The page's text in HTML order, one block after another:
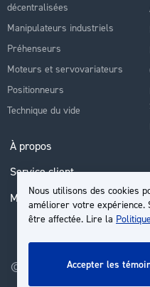
Nous utilisons des cookies
améliorer votre expérience.
être affectée. Lire la
accepter les
décentralisées
Manipulateurs industriels
Préhenseurs
Moteurs et servovariateurs
Positionneurs
Technique du vide
À propos
Service client
Mon compte
© 2026 | Groupe EP - Tous